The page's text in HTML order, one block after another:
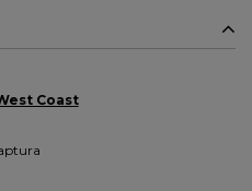
Coast